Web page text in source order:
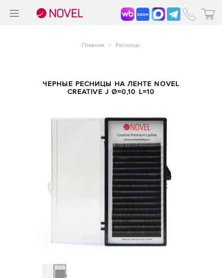
Главная > Ресницы
ЧЕРНЫЕ РЕСНИЦЫ НА ЛЕНТЕ NOVEL
CREATIVE J Ø=0,10 L=10